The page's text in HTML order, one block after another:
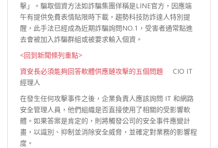
擊」。騙取個資方法如詐騙集團佯稱是LINE官方，因應端
午有提供免費表情貼限時下載，趨勢科技防詐達人特別提
醒，此手法已經成為近期詐騙詢問NO.1，受害者通常點進
去會被加入詐騙群組或被要求輸入個資。
<回到新聞條列重點>
資安長必須能夠回答軟體供應鏈攻擊的五個問題 CIO IT
經理人
在發生任何攻擊事件之後，企業負責人應該詢問 IT 和網路
安全管理人員，他們組織是否直接使用了相關的受影響軟
體。如果答案是肯定的，則將觸發公司的安全事件應變計
畫，以識別、抑制並消除安全威脅，並確定對業務的影響程
度。